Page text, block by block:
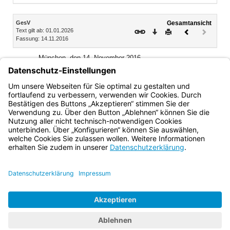
Inhalt
GesV
Text gilt ab: 01.01.2026
Fassung: 14.11.2016
Gesamtansicht
Download
DruckenVorheriges
(inaktiv)
München, den 14. November 2016
Bayerisches Staatsministerium für Gesundheit und
Pflege
Melanie Huml, Staatsministerin
Bayern.de
BayernPortal
Impressum